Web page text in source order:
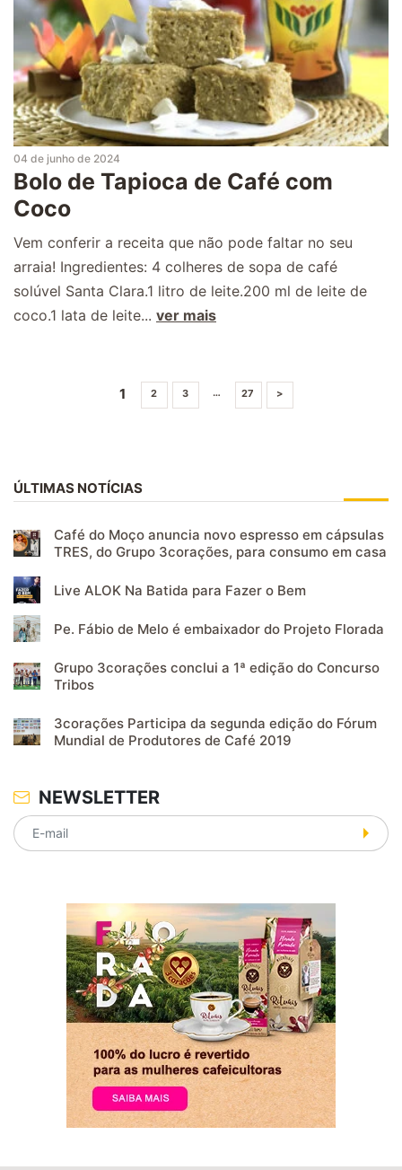
04 de junho de 2024
Bolo de Tapioca de Café com
Coco
Vem conferir a receita que não pode faltar no seu
arraia! Ingredientes: 4 colheres de sopa de café
solúvel Santa Clara.1 litro de leite.200 ml de leite de
coco.1 lata de leite... ver mais
1 2 3 … 27 >
ÚLTIMAS NOTÍCIAS
Café do Moço anuncia novo espresso em cápsulas
TRES, do Grupo 3corações, para consumo em casa
Live ALOK Na Batida para Fazer o Bem
Pe. Fábio de Melo é embaixador do Projeto Florada
Grupo 3corações conclui a 1ª edição do Concurso
Tribos
3corações Participa da segunda edição do Fórum
Mundial de Produtores de Café 2019
NEWSLETTER